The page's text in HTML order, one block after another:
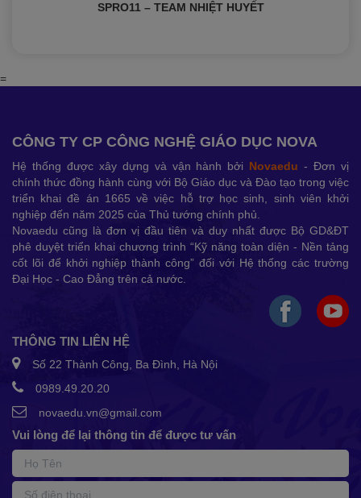
SPRO11 – TEAM NHIỆT HUYẾT
=
CÔNG TY CP CÔNG NGHỆ GIÁO DỤC NOVA
Hệ thống được xây dựng và vận hành bởi Novaedu - Đơn vị
chính thức đồng hành cùng với Bộ Giáo dục và Đào tạo trong việc
triển khai đề án 1665 về việc hỗ trợ học sinh, sinh viên khởi
nghiệp đến năm 2025 của Thủ tướng chính phủ.
Novaedu cũng là đơn vị đầu tiên và duy nhất được Bộ GD&ĐT
phê duyệt triển khai chương trình “Kỹ năng toàn diện - Nền tảng
cốt lõi để khởi nghiệp thành công” đối với Hệ thống các trường
Đại Học - Cao Đẳng trên cả nước.
THÔNG TIN LIÊN HỆ
Số 22 Thành Công, Ba Đình, Hà Nội
0989.49.20.20
novaedu.vn@gmail.com
Vui lòng để lại thông tin để được tư vấn